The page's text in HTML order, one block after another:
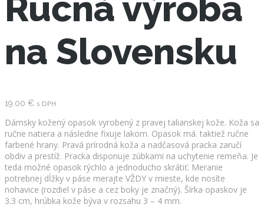
na Slovensku
19.00 € s DPH
Dámsky kožený opasok vyrobený z pravej talianskej kože. Koža sa
ručne natiera a následne fixuje lakom. Opasok má. taktiež ručne
farbené hrany. Pravá prírodná koža a nadčasová pracka zaručí
obdiv a prestíž. Pracka disponuje zúbkami na uchytenie remeňa. Je
teda možné opasok rýchlo a jednoducho skrátiť. Meranie
potrebnej dĺžky v páse merajte VŽDY v mieste, kde nosíte
nohavice (rozdiel v páse a cez boky je značný). Šírka opaskov je
3.3 cm, hrúbka kože býva v rozsahu 3 – 4 mm.